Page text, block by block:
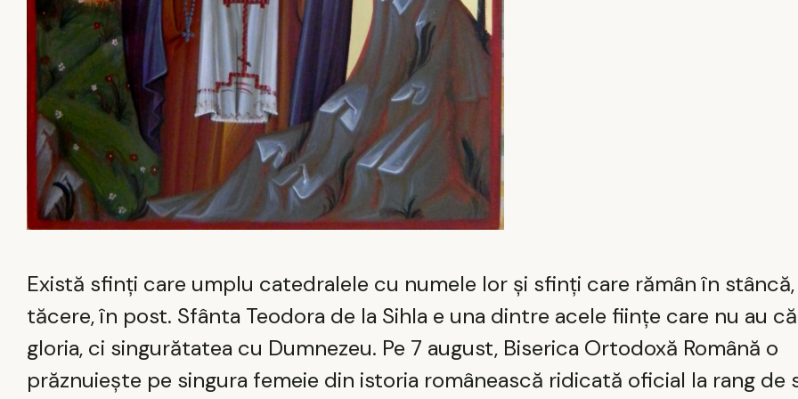
Există sfinți care umplu catedralele cu numele lor și sfinți care rămân în
tăcere, în post. Sfânta Teodora de la Sihla e una dintre acele ființe care nu au
gloria, ci singurătatea cu Dumnezeu. Pe 7 august, Biserica Ortodoxă Română o
prăznuiește pe singura femeie din istoria românească ridicată oficial la rang de